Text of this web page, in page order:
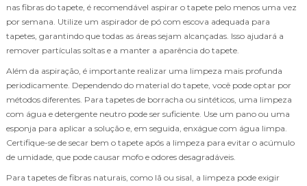
nas fibras do tapete, é recomendável aspirar o tapete pelo menos uma vez
por semana. Utilize um aspirador de pó com escova adequada para
tapetes, garantindo que todas as áreas sejam alcançadas. Isso ajudará a
remover partículas soltas e a manter a aparência do tapete.
Além da aspiração, é importante realizar uma limpeza mais profunda
periodicamente. Dependendo do material do tapete, você pode optar por
métodos diferentes. Para tapetes de borracha ou sintéticos, uma limpeza
com água e detergente neutro pode ser suficiente. Use um pano ou uma
esponja para aplicar a solução e, em seguida, enxágue com água limpa.
Certifique-se de secar bem o tapete após a limpeza para evitar o acúmulo
de umidade, que pode causar mofo e odores desagradáveis.
Para tapetes de fibras naturais, como lã ou sisal, a limpeza pode exigir